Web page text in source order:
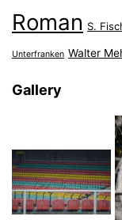
Roman S.
Unterfranken Walter
Gallery